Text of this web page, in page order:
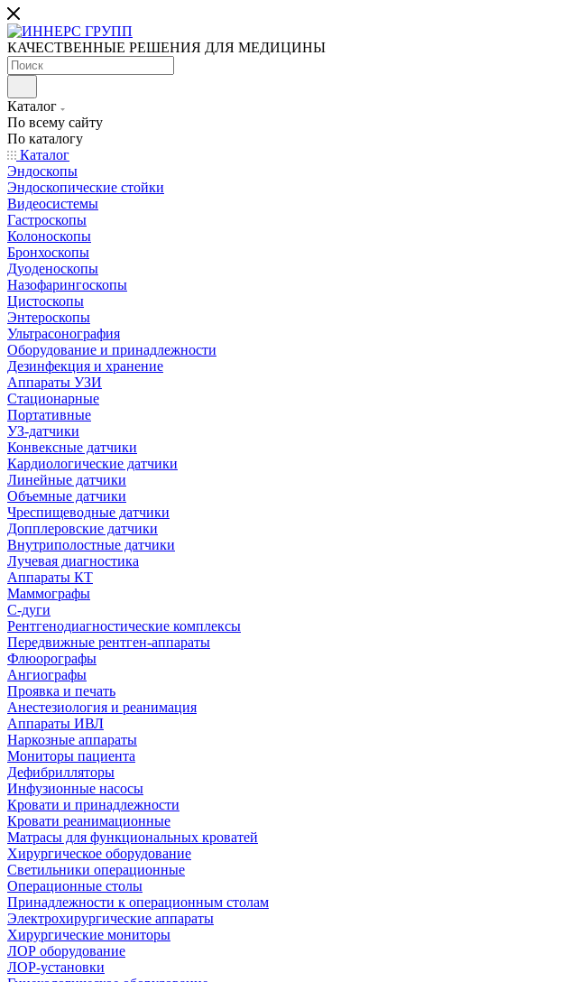
КАЧЕСТВЕННЫЕ РЕШЕНИЯ ДЛЯ МЕДИЦИНЫ
Каталог
По всему сайту
По каталогу
Каталог
Эндоскопы
Эндоскопические стойки
Видеосистемы
Гастроскопы
Колоноскопы
Бронхоскопы
Дуоденоскопы
Назофарингоскопы
Цистоскопы
Энтероскопы
Ультрасонография
Оборудование и принадлежности
Дезинфекция и хранение
Аппараты УЗИ
Стационарные
Портативные
УЗ-датчики
Конвексные датчики
Кардиологические датчики
Линейные датчики
Объемные датчики
Чреспищеводные датчики
Допплеровские датчики
Внутриполостные датчики
Лучевая диагностика
Аппараты КТ
Маммографы
С-дуги
Рентгенодиагностические комплексы
Передвижные рентген-аппараты
Флюорографы
Ангиографы
Проявка и печать
Анестезиология и реанимация
Аппараты ИВЛ
Наркозные аппараты
Мониторы пациента
Дефибрилляторы
Инфузионные насосы
Кровати и принадлежности
Кровати реанимационные
Матрасы для функциональных кроватей
Хирургическое оборудование
Светильники операционные
Операционные столы
Принадлежности к операционным столам
Электрохирургические аппараты
Хирургические мониторы
ЛОР оборудование
ЛОР-установки